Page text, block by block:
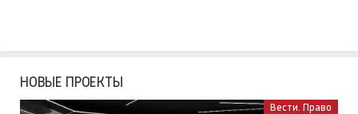
НОВЫЕ ПРОЕКТЫ
Вести. Право